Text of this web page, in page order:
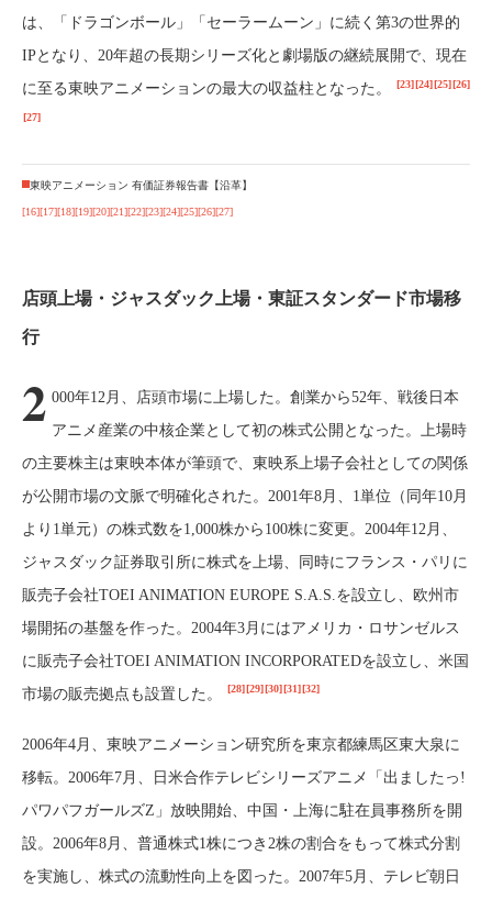
は、「ドラゴンボール」「セーラームーン」に続く第3の世界的
IPとなり、20年超の長期シリーズ化と劇場版の継続展開で、現在
に至る東映アニメーションの最大の収益柱となった。
[23][24][25][26]
[27]
東映アニメーション 有価証券報告書【沿革】
[16][17][18][19][20][21][22][23][24][25][26][27]
店頭上場・ジャスダック上場・東証スタンダード市場移
行
2 000年12月、店頭市場に上場した。創業から52年、戦後日本
アニメ産業の中核企業として初の株式公開となった。上場時
の主要株主は東映本体が筆頭で、東映系上場子会社としての関係
が公開市場の文脈で明確化された。2001年8月、1単位（同年10月
より1単元）の株式数を1,000株から100株に変更。2004年12月、
ジャスダック証券取引所に株式を上場、同時にフランス・パリに
販売子会社TOEI ANIMATION EUROPE S.A.S.を設立し、欧州市
場開拓の基盤を作った。2004年3月にはアメリカ・ロサンゼルス
に販売子会社TOEI ANIMATION INCORPORATEDを設立し、米国
市場の販売拠点も設置した。
[28][29][30][31][32]
2006年4月、東映アニメーション研究所を東京都練馬区東大泉に
移転。2006年7月、日米合作テレビシリーズアニメ「出ましたっ!
パワパフガールズZ」放映開始、中国・上海に駐在員事務所を開
設。2006年8月、普通株式1株につき2株の割合をもって株式分割
を実施し、株式の流動性向上を図った。2007年5月、テレビ朝日